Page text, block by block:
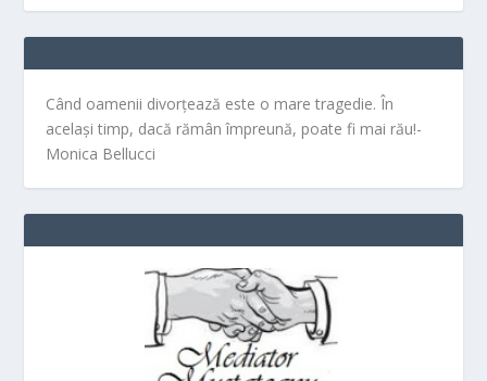
Când oamenii divorțează este o mare tragedie. În
același timp, dacă rămân împreună, poate fi mai rău!-
Monica Bellucci